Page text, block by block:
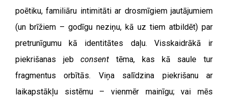
poētiku, familiāru intimitāti ar drosmīgiem jautājumiem
(un brīžiem – godīgu neziņu, kā uz tiem atbildēt) par
pretrunīgumu kā identitātes daļu. Visskaidrākā ir
piekrišanas jebconsenttēma, kas kā saule tur
fragmentus orbītās. Viņa salīdzina piekrišanu ar
laikapstākļu sistēmu – vienmēr mainīgu; vai mēs